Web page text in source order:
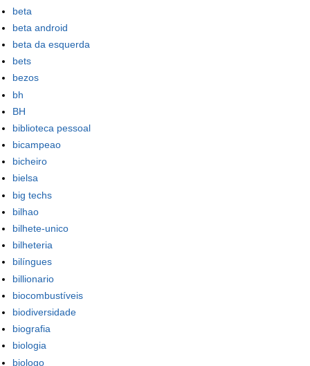
beta
beta android
beta da esquerda
bets
bezos
bh
BH
biblioteca pessoal
bicampeao
bicheiro
bielsa
big techs
bilhao
bilhete-unico
bilheteria
bilíngues
billionario
biocombustíveis
biodiversidade
biografia
biologia
biologo